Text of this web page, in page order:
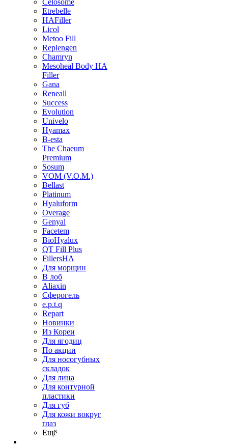
Celosome
Etrebelle
HAFiller
Licol
Metoo Fill
Replengen
Chamryn
Mesoheal Body HA
Filler
Gana
Reneall
Success
Evolution
Univelo
Hyamax
B-esta
The Chaeum
Premium
Sosum
VOM (V.O.M.)
Bellast
Platinum
Hyaluform
Overage
Genyal
Facetem
BioHyalux
QT Fill Plus
FillersHA
Для морщин
В лоб
Aliaxin
Сферогель
e.p.t.q
Repart
Новинки
Из Кореи
Для ягодиц
По акции
Для носогубных
складок
Для лица
Для контурной
пластики
Для губ
Для кожи вокруг
глаз
Ещё